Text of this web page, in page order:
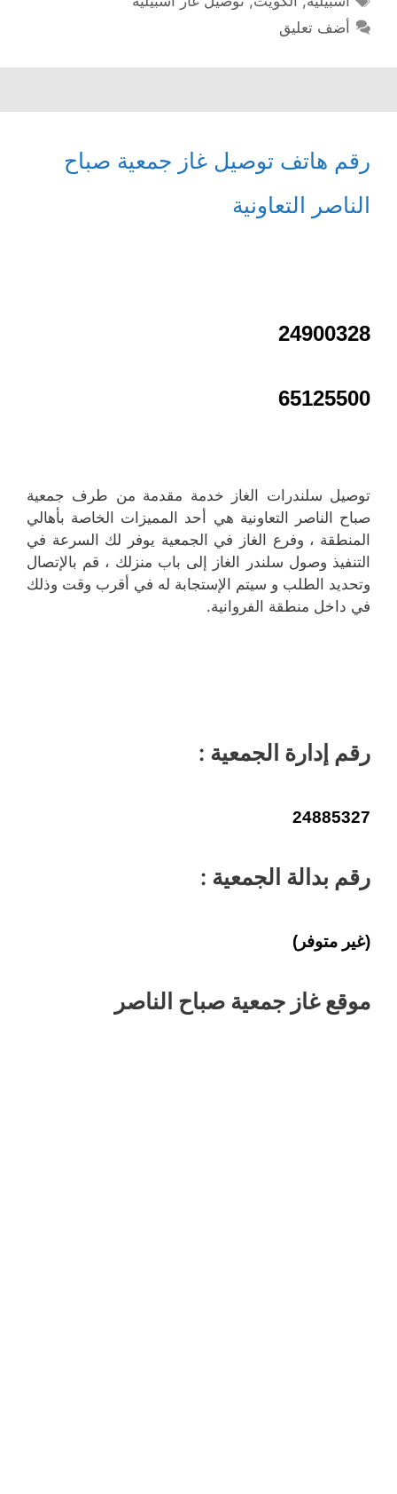
أضف تعليق
رقم هاتف توصيل غاز جمعية صباح
الناصر التعاونية
24900328
65125500
توصيل سلندرات الغاز خدمة مقدمة من طرف جمعية
صباح الناصر التعاونية هي أحد المميزات الخاصة بأهالي
المنطقة ، وفرع الغاز في الجمعية يوفر لك السرعة في
التنفيذ وصول سلندر الغاز إلى باب منزلك ، قم بالإتصال
وتحديد الطلب و سيتم الإستجابة له في أقرب وقت وذلك
في داخل منطقة الفروانية.
رقم إدارة الجمعية :
24885327
رقم بدالة الجمعية :
(غير متوفر)
موقع غاز جمعية صباح الناصر